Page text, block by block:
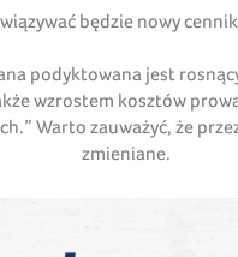
będzie nowy
podyktowana jest
wzrostem kosztów
Warto zauważyć, że
zmieniane.